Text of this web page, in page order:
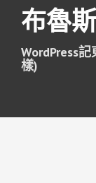
布魯
WordPress
樣)